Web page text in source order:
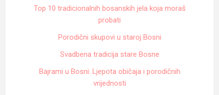
Top 10 tradicionalnih bosanskih jela koja moraš
probati
Porodični skupovi u staroj Bosni
Svadbena tradicija stare Bosne
Bajrami u Bosni: Ljepota običaja i porodičnih
vrijednosti